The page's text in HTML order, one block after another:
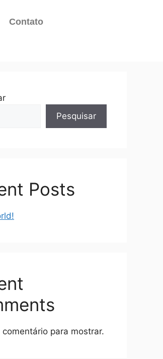
Contato
Pesquisar
Posts
comentário para mostrar.